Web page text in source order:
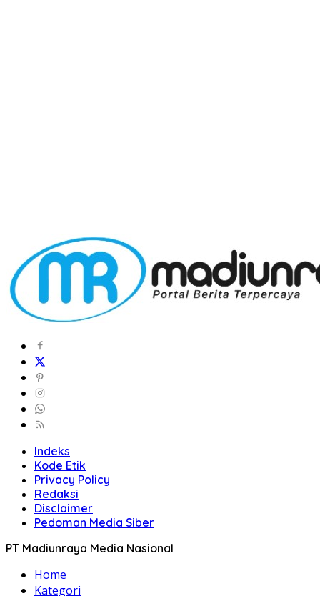
Indeks
Kode Etik
Privacy Policy
Redaksi
Disclaimer
Pedoman Media Siber
PT Madiunraya Media Nasional
Home
Kategori